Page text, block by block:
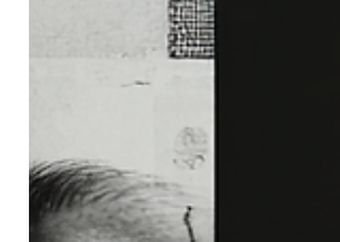
dysfunktionale Strukturen bleiben